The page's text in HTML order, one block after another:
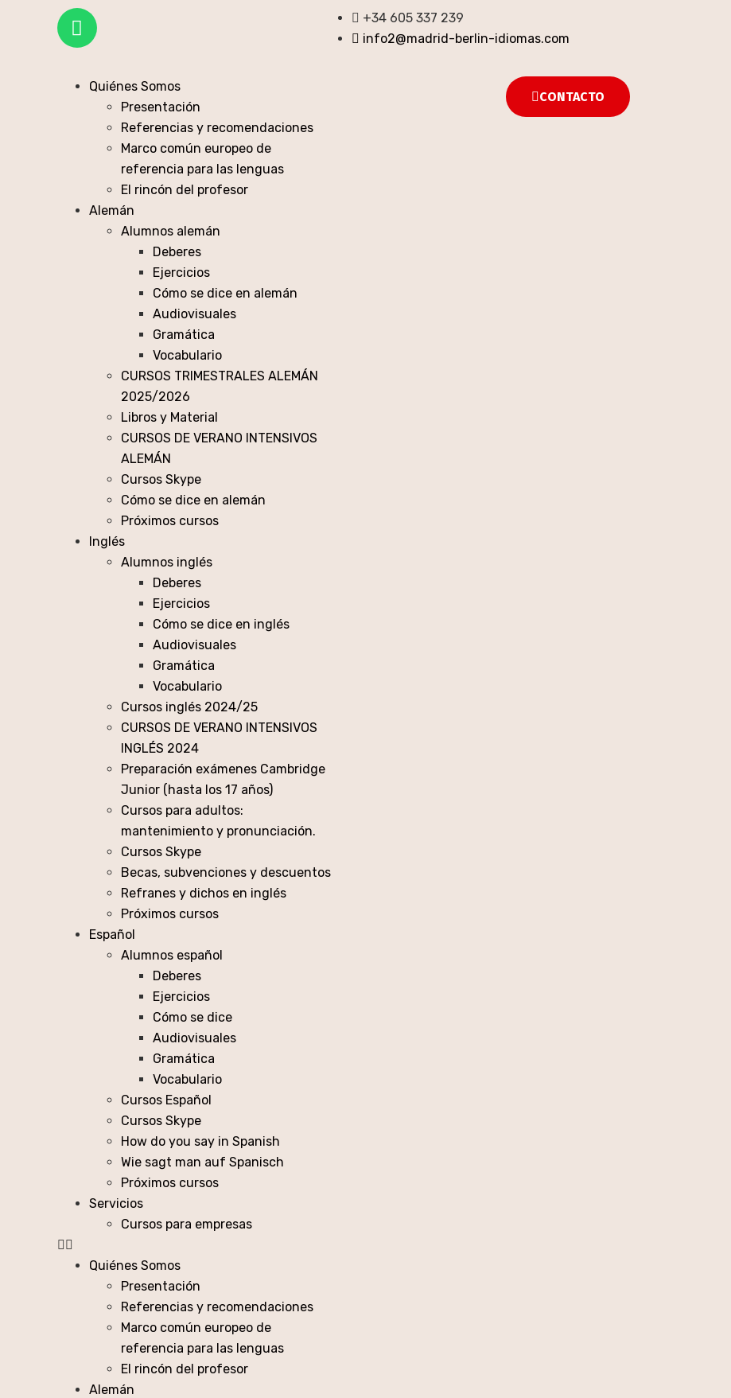
+34 605 337 239
info2@madrid-berlin-idiomas.com
Quiénes Somos
Presentación
Referencias y recomendaciones
Marco común europeo de
referencia para las lenguas
El rincón del profesor
Alemán
Alumnos alemán
Deberes
Ejercicios
Cómo se dice en alemán
Audiovisuales
Gramática
Vocabulario
CURSOS TRIMESTRALES ALEMÁN
2025/2026
Libros y Material
CURSOS DE VERANO INTENSIVOS
ALEMÁN
Cursos Skype
Cómo se dice en alemán
Próximos cursos
Inglés
Alumnos inglés
Deberes
Ejercicios
Cómo se dice en inglés
Audiovisuales
Gramática
Vocabulario
Cursos inglés 2024/25
CURSOS DE VERANO INTENSIVOS
INGLÉS 2024
Preparación exámenes Cambridge
Junior (hasta los 17 años)
Cursos para adultos:
mantenimiento y pronunciación.
Cursos Skype
Becas, subvenciones y descuentos
Refranes y dichos en inglés
Próximos cursos
Español
Alumnos español
Deberes
Ejercicios
Cómo se dice
Audiovisuales
Gramática
Vocabulario
Cursos Español
Cursos Skype
How do you say in Spanish
Wie sagt man auf Spanisch
Próximos cursos
Servicios
Cursos para empresas
Quiénes Somos
Presentación
Referencias y recomendaciones
Marco común europeo de
referencia para las lenguas
El rincón del profesor
Alemán
CONTACTO